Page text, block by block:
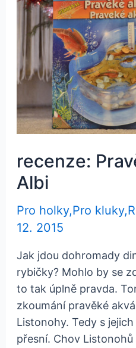
recenze:
Albi
Pro holky,Pro kluky,
12. 2015
Jak jdou dohromady
rybičky? Mohlo by se
to tak úplně pravda.
zkoumání pravěké
Listonohy. Tedy s
přesní. Chov